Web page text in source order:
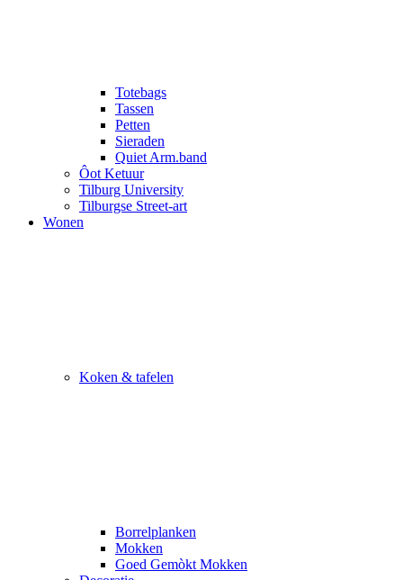
Totebags
Tassen
Petten
Sieraden
Quiet Arm.band
Ôot Ketuur
Tilburg University
Tilburgse Street-art
Wonen
Koken & tafelen
Borrelplanken
Mokken
Goed Gemòkt Mokken